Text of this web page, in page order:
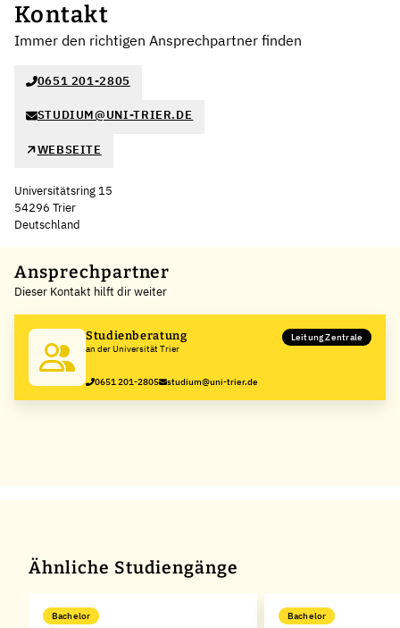
Kontakt
Immer den richtigen Ansprechpartner finden
0651 201-2805
STUDIUM@UNI-TRIER.DE
WEBSEITE
Universitätsring 15
54296 Trier
Deutschland
+
−
Ansprechpartner
Dieser Kontakt hilft dir weiter
Studienberatung
an der Universität Trier
Leitung Zentrale
0651 201-2805 studium@uni-trier.de
Ähnliche Studiengänge
Bachelor Bachelor